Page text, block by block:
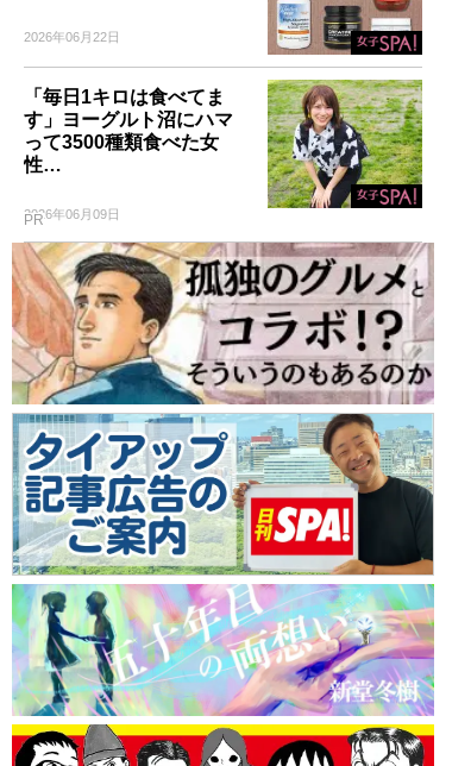
2026年06月22日
「毎日1キロは食べてま
す」ヨーグルト沼にハマ
って3500種類食べた女
性…
2026年06月09日
PR